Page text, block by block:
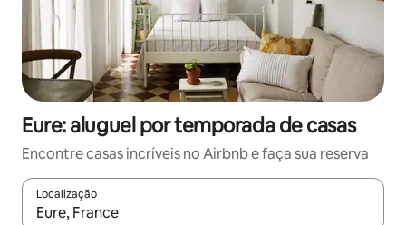
Eure: aluguel por temporada de casas
Encontre casas incríveis no Airbnb e faça sua reserva
Localização
Quando os resultados estiverem disponíveis, explore-os